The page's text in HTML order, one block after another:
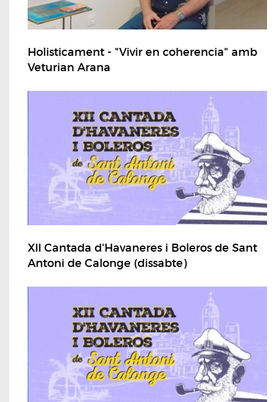
Holisticament - "Vivir en coherencia" amb
Veturian Arana
XII Cantada d'Havaneres i Boleros de Sant
Antoni de Calonge (dissabte)